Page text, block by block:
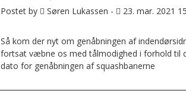
Postet by Søren Lukassen - 23. mar. 2021
Så kom der nyt om genåbningen af
fortsat væbne os med tålmodighed i forhold til
dato for genåbningen af squashbanerne